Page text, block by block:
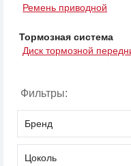
Ремень приводной
Тормозная система
Диск тормозной
Фильтры:
Бренд
Цоколь